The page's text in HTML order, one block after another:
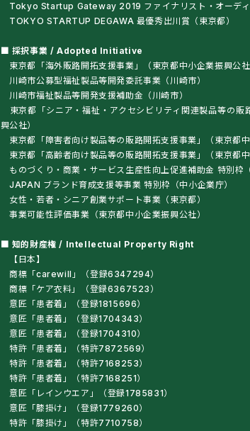
Tokyo Startup Gateway 2019 ファイナリスト・オーディ
TOKYO STARTUP DEGAWA 最優秀出川賞（東京都）
■ 採択事業 / Adopted Initiative
東京都「海外販路開拓支援事業」（東京都中小企業振興公社
川崎市公募型福祉製品等開発委託事業（川崎市）
川崎市福祉製品等開発支援補助金（川崎市）
東京都「シニア・福祉・アクセシビリティ関連製品等の販
興公社）
東京都「障害者向け製品等の販路開拓支援事業」（東京都中
東京都「高齢者向け製品等の販路開拓支援事業」（東京
ものづくり・商業・サービス生産性向上促進補助金 特別枠
JAPAN ブランド育成支援等事業 特別枠（中小企業庁）
女性・若者・シニア創業サポート事業（東京都）
事業可能性評価事業（東京都中小企業振興公社）
■ 知的財産権 / Intellectual Property Right
【日本】
商標「carewill」（登録6347294）
商標「ケア衣料」（登録6367523）
意匠「患者着」（登録1815696）
意匠「患者着」（登録1704343）
意匠「患者着」（登録1704310）
特許「患者着」（特許7872569）
特許「患者着」（特許7168253）
特許「患者着」（特許7168251）
意匠「レインウエア」（登録1785831）
意匠「膝掛け」（登録1779260）
特許「膝掛け」（特許7710758）